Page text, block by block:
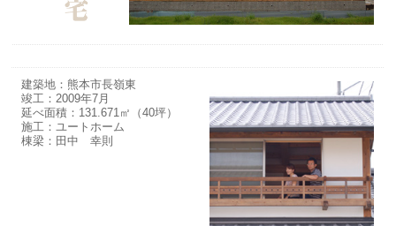
建築地：熊本市長嶺東
竣工：2009年7月
延べ面積：131.671㎡（40坪）
施工：ユートホーム
棟梁：田中 幸則